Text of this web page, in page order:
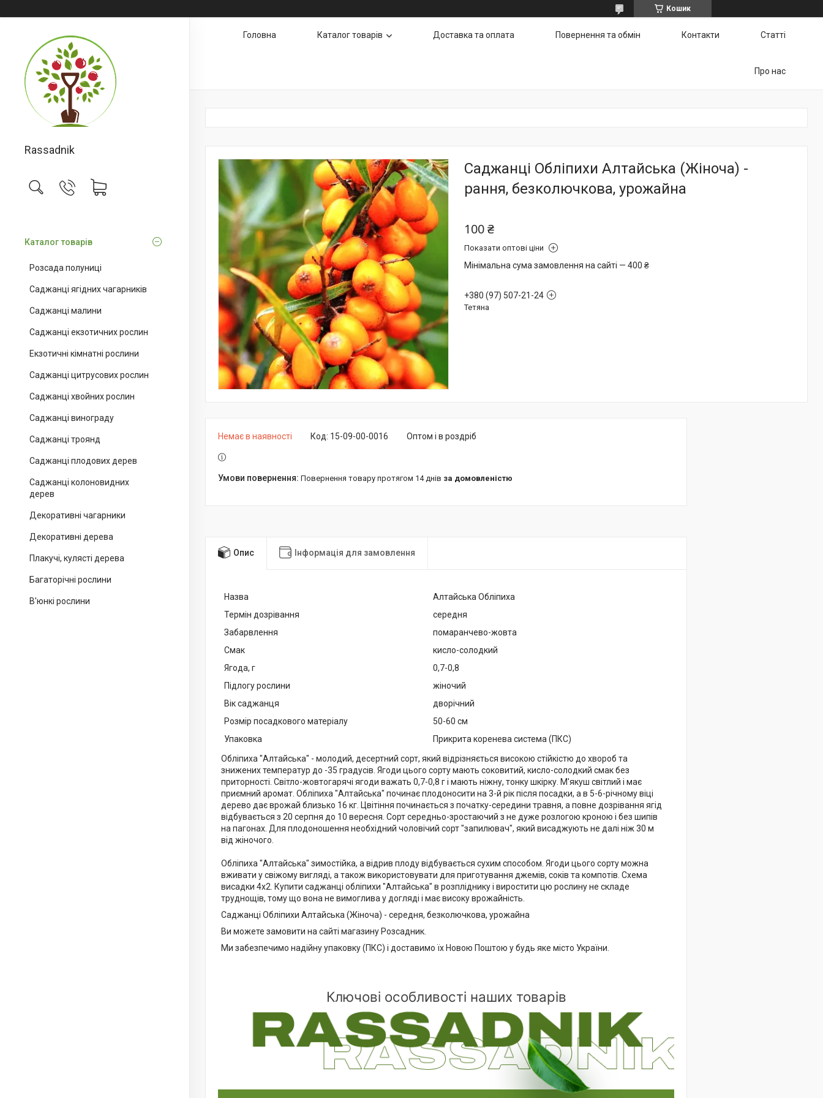
Кошик
Rassadnik
Каталог товарів
Розсада полуниці
Саджанці ягідних чагарників
Саджанці малини
Саджанці екзотичних рослин
Екзотичні кімнатні рослини
Саджанці цитрусових рослин
Саджанці хвойних рослин
Саджанці винограду
Саджанці троянд
Саджанці плодових дерев
Саджанці колоновидних
дерев
Декоративні чагарники
Декоративні дерева
Плакучі, кулясті дерева
Багаторічні рослини
В'юнкі рослини
Головна Каталог товарів Доставка та оплата Повернення та обмін Контакти Статті
Про нас
Саджанці Обліпихи Алтайська (Жіноча) -
рання, безколючкова, урожайна
100 ₴
Показати оптові ціни
Мінімальна сума замовлення на сайті — 400 ₴
+380 (97) 507-21-24
Тетяна
Немає в наявності Оптом і в роздріб
Код: 15-09-00-0016
повернення товару протягом 14 днів за домовленістю
Опис Інформація для замовлення
Назва
Алтайська Обліпиха
Термін дозрівання
середня
Забарвлення
помаранчево-жовта
Смак
кисло-солодкий
Ягода, г
0,7-0,8
Підлогу рослини
жіночий
Вік саджанця
дворічний
Розмір посадкового матеріалу
50-60 см
Упаковка
Прикрита коренева система (ПКС)
Обліпиха "Алтайська" - молодий, десертний сорт, який відрізняється високою стійкістю до хвороб та
знижених температур до -35 градусів. Ягоди цього сорту мають соковитий, кисло-солодкий смак без
приторності. Світло-жовтогарячі ягоди важать 0,7-0,8 г і мають ніжну, тонку шкірку. М'якуш світлий і має
приємний аромат. Обліпиха "Алтайська" починає плодоносити на 3-й рік після посадки, а в 5-6-річному віці
дерево дає врожай близько 16 кг. Цвітіння починається з початку-середини травня, а повне дозрівання ягід
відбувається з 20 серпня до 10 вересня. Сорт середньо-зростаючий з не дуже розлогою кроною і без шипів
на пагонах. Для плодоношення необхідний чоловічий сорт "запилювач", який висаджують не далі ніж 30 м
від жіночого.
Обліпиха "Алтайська" зимостійка, а відрив плоду відбувається сухим способом. Ягоди цього сорту можна
вживати у свіжому вигляді, а також використовувати для приготування джемів, соків та компотів. Схема
висадки 4х2. Купити саджанці обліпихи "Алтайська" в розпліднику і виростити цю рослину не складе
труднощів, тому що вона не вимоглива у догляді і має високу врожайність.
Саджанці Обліпихи Алтайська (Жіноча) - середня, безколючкова, урожайна
Ви можете замовити на сайті магазину Розсадник.
Ми забезпечимо надійну упаковку (ПКС) і доставимо їх Новою Поштою у будь яке місто України.
Ключові особливості наших товарів